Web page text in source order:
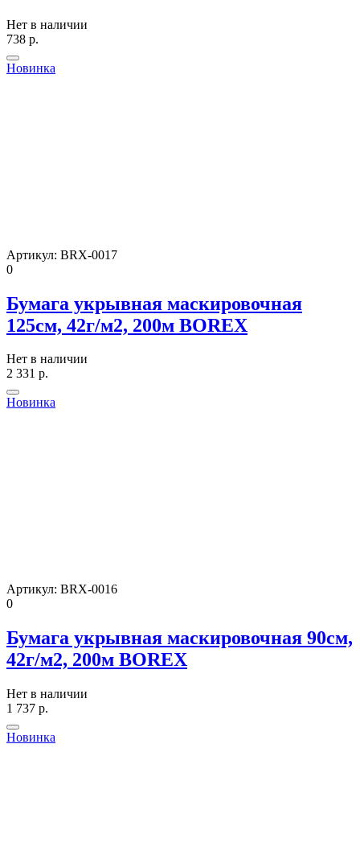
Нет в наличии
738 р.
Новинка
Артикул: BRX-0017
0
Бумага укрывная маскировочная
125см, 42г/м2, 200м BOREX
Нет в наличии
2 331 р.
Новинка
Артикул: BRX-0016
0
Бумага укрывная маскировочная 90см,
42г/м2, 200м BOREX
Нет в наличии
1 737 р.
Новинка